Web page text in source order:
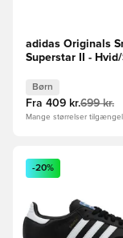
adidas Originals
Superstar II -
Børn
Fra 409 kr.699 kr.
Mange størrelser
Åbner en Modal
-20%